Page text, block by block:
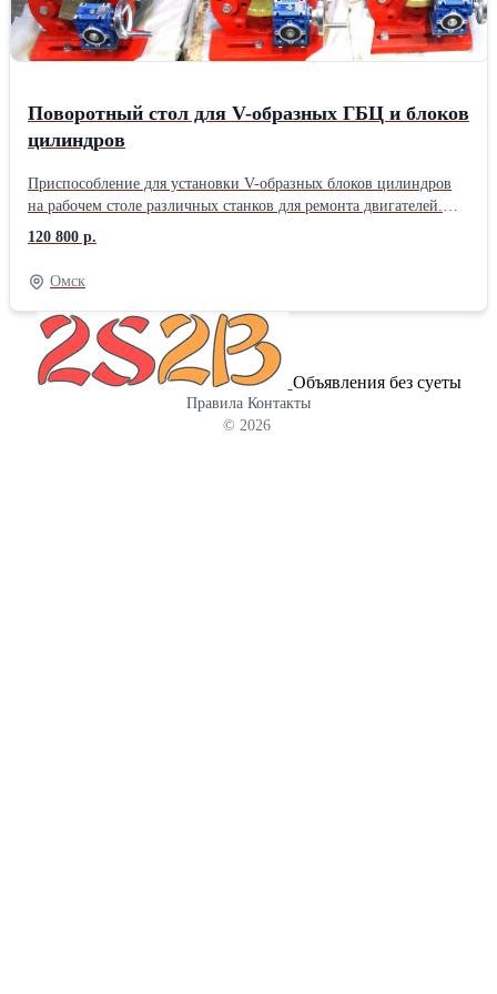
Поворотный стол для V-образных ГБЦ и блоков
цилиндров
Приспособление для установки V-образных блоков цилиндров
на рабочем столе различных станков для ремонта двигателей.
Конструкция стола позволяет смещать деталь в два направления
в пределах 0-45 градусов. Габаритный размер конструкции:
970х290х270 мм; Размер стола: 285х650 мм; Максимальная
длина устанавливаемой детали: 730 мм; Масса: 90 кг.
120 800 р.
Омск
Объявления без суеты
Правила Контакты
© 2026